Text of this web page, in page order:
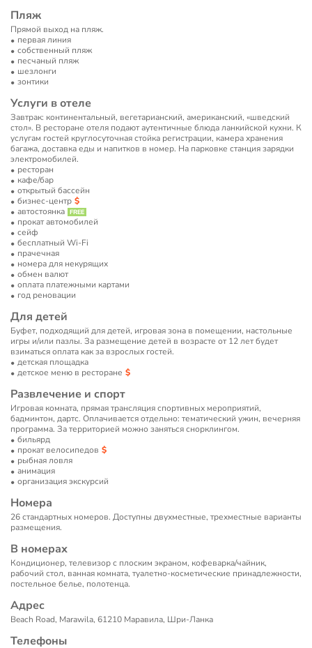
Пляж
Прямой выход на пляж.
первая линия
собственный пляж
песчаный пляж
шезлонги
зонтики
Услуги в отеле
Завтрак: континентальный, вегетарианский, американский, «шведский
стол». В ресторане отеля подают аутентичные блюда ланкийской кухни. К
услугам гостей круглосуточная стойка регистрации, камера хранения
багажа, доставка еды и напитков в номер. На парковке станция зарядки
электромобилей.
ресторан
кафе/бар
открытый бассейн
бизнес-центр
автостоянка
прокат автомобилей
сейф
бесплатный Wi-Fi
прачечная
номера для некурящих
обмен валют
оплата платежными картами
год реновации
Для детей
Буфет, подходящий для детей, игровая зона в помещении, настольные
игры и/или пазлы. За размещение детей в возрасте от 12 лет будет
взиматься оплата как за взрослых гостей.
детская площадка
детское меню в ресторане
Развлечение и спорт
Игровая комната, прямая трансляция спортивных мероприятий,
бадминтон, дартс. Оплачивается отдельно: тематический ужин, вечерняя
программа. За территорией можно заняться снорклингом.
бильярд
прокат велосипедов
рыбная ловля
анимация
организация экскурсий
Номера
26 стандартных номеров. Доступны двухместные, трехместные варианты
размещения.
В номерах
Кондиционер, телевизор с плоским экраном, кофеварка/чайник,
рабочий стол, ванная комната, туалетно-косметические принадлежности,
постельное белье, полотенца.
Адрес
Beach Road, Marawila, 61210 Маравила, Шри-Ланка
Телефоны